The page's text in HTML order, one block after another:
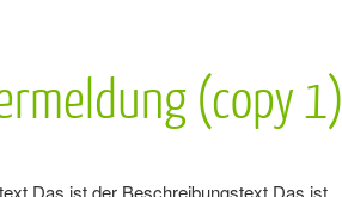
(copy 1)
Das ist der Beschreibungstext Das ist